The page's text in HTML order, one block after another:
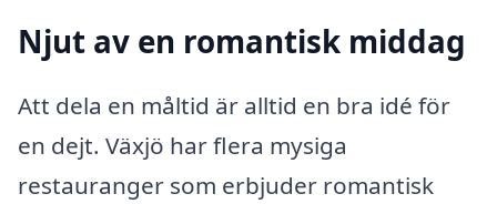
Njut av en romantisk middag
Att dela en måltid är alltid en bra idé för
en dejt. Växjö har flera mysiga
restauranger som erbjuder romantisk